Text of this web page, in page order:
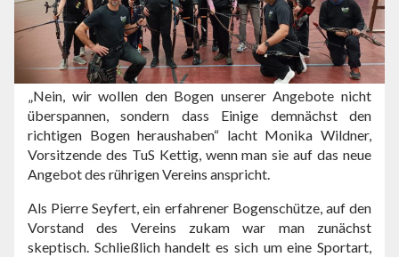
„Nein, wir wollen den Bogen unserer Angebote nicht
überspannen, sondern dass Einige demnächst den
richtigen Bogen heraushaben“ lacht Monika Wildner,
Vorsitzende des TuS Kettig, wenn man sie auf das neue
Angebot des rührigen Vereins anspricht.
Als Pierre Seyfert, ein erfahrener Bogenschütze, auf den
Vorstand des Vereins zukam war man zunächst
skeptisch. Schließlich handelt es sich um eine Sportart,